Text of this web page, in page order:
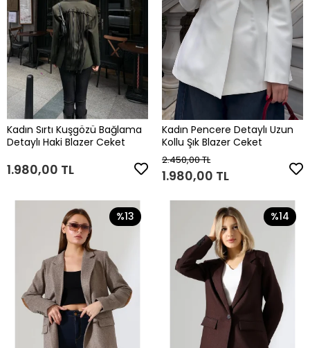
Kadın Sırtı Kuşgözü Bağlama
Detaylı Haki Blazer Ceket
1.980,00 TL
Kadın Pencere Detaylı Uzun
Kollu Şık Blazer Ceket
2.450,00 TL
1.980,00 TL
%13 %14